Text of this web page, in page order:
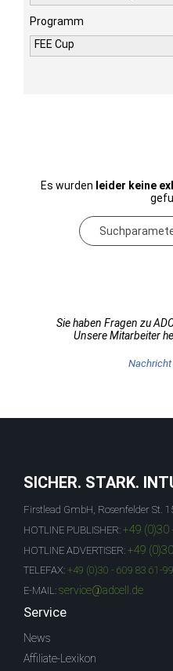
Programm
FEE Cup
Es wurden leider keine
Sie haben Fragen zu
Unsere Mitarbeiter
Nachricht
SICHER. STARK.
Firstlead GmbH, Rosenfelder St.
HOTLINE PUBLISHER: +49 (0)30
HOTLINE ADVERTISER: +49
TELEFAX: +49 (0)30 - 609 83 61-99
E-MAIL: service@adcell.de
Service
News
Affiliate-Lexikon